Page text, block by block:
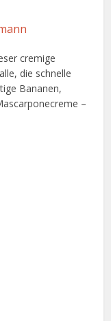
cremige
die schnelle
Bananen,
–